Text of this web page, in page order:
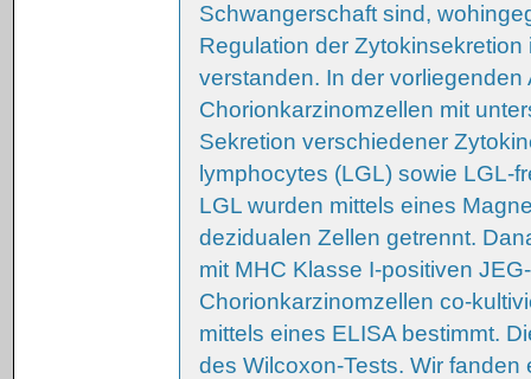
Schwangerschaft sind,
Regulation der
verstanden. In der vorliegenden
Chorionkarzinomzellen mit
Sekretion verschiedener
lymphocytes (LGL) sowie LGL-
LGL wurden mittels eines
dezidualen Zellen getrennt.
mit MHC Klasse I-positiven
Chorionkarzinomzellen co-
mittels eines ELISA bestimmt.
des Wilcoxon-Tests. Wir